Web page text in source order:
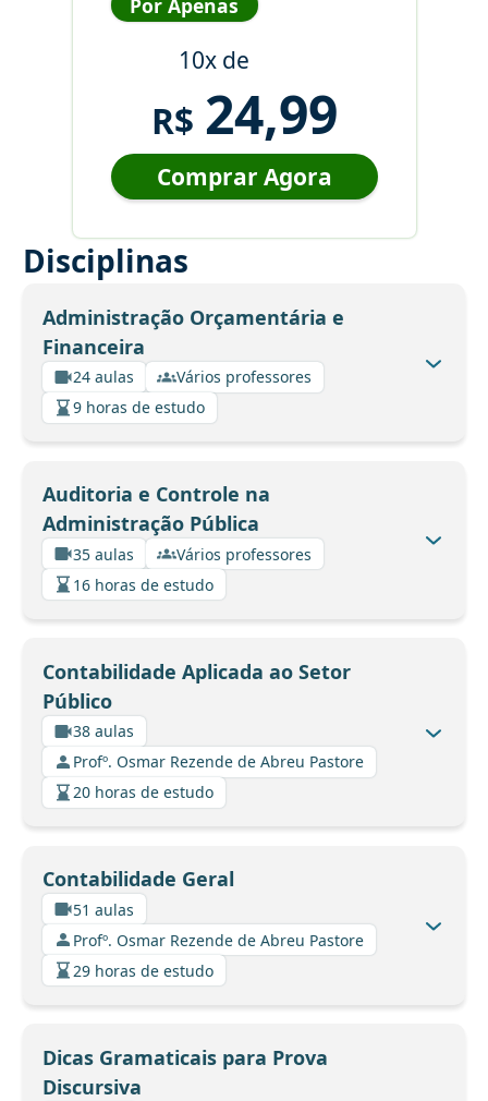
10x de
R$ 24,99
Comprar Agora
Disciplinas
Administração Orçamentária e
Financeira
24 aulas
Vários professores
9 horas de estudo
Auditoria e Controle na
Administração Pública
35 aulas
Vários professores
16 horas de estudo
Contabilidade Aplicada ao Setor
Público
38 aulas
Profº. Osmar Rezende de Abreu Pastore
20 horas de estudo
Contabilidade Geral
51 aulas
Profº. Osmar Rezende de Abreu Pastore
29 horas de estudo
Dicas Gramaticais para Prova
Discursiva